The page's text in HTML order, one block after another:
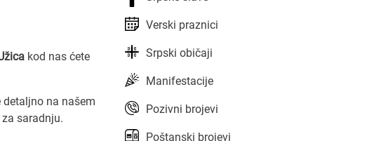
kod nas ćete
na našem
saradnju.
Verski praznici
Srpski običaji
Manifestacije
Pozivni brojevi
Poštanski brojevi